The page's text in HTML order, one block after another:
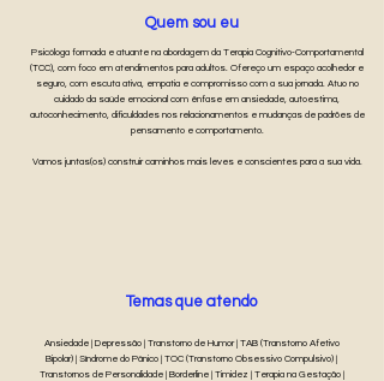
Quem sou eu
Psicóloga formada e atuante na abordagem da Terapia Cognitivo-Comportamental
(TCC), com foco em atendimentos para adultos. Ofereço um espaço acolhedor e
seguro, com escuta ativa, empatia e compromisso com a sua jornada. Atuo no
cuidado da saúde emocional com ênfase em ansiedade, autoestima,
autoconhecimento, dificuldades nos relacionamentos e mudanças de padrões de
pensamento e comportamento.
Vamos juntas(os) construir caminhos mais leves e conscientes para a sua vida.
Ansiedade | Depressão | Transtorno de Humor | TAB (Transtorno Afetivo
Bipolar) | Síndrome do Pânico | TOC (Transtorno Obsessivo Compulsivo) |
Transtornos de Personalidade | Borderline | Timidez | Terapia na Gestação |
Temas que atendo